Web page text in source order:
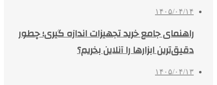
۱۴۰۵/۰۴/۱۴
راهنمای جامع خرید تجهیزات اندازه گیری؛ چطور
دقیق‌ترین ابزارها را آنلاین بخریم؟
۱۴۰۵/۰۴/۱۳